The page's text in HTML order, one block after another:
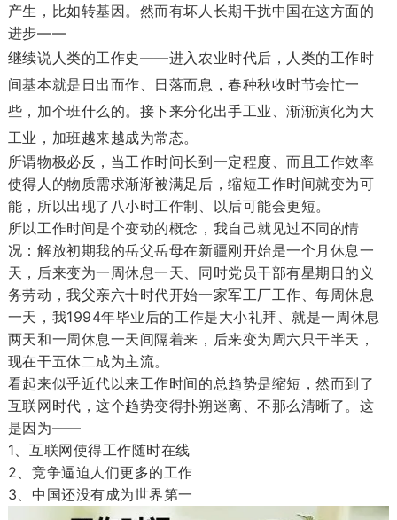
产生，比如转基因。然而有坏人长期干扰中国在这方面的
进步——
继续说人类的工作史——进入农业时代后，人类的工作时
间基本就是日出而作、日落而息，春种秋收时节会忙一
些，加个班什么的。接下来分化出手工业、渐渐演化为大
工业，加班越来越成为常态。
所谓物极必反，当工作时间长到一定程度、而且工作效率
使得人的物质需求渐渐被满足后，缩短工作时间就变为可
能，所以出现了八小时工作制、以后可能会更短。
所以工作时间是个变动的概念，我自己就见过不同的情
况：解放初期我的岳父岳母在新疆刚开始是一个月休息一
天，后来变为一周休息一天、同时党员干部有星期日的义
务劳动，我父亲六十时代开始一家军工厂工作、每周休息
一天，我1994年毕业后的工作是大小礼拜、就是一周休息
两天和一周休息一天间隔着来，后来变为周六只干半天，
现在干五休二成为主流。
看起来似乎近代以来工作时间的总趋势是缩短，然而到了
互联网时代，这个趋势变得扑朔迷离、不那么清晰了。这
是因为——
1、互联网使得工作随时在线
2、竞争逼迫人们更多的工作
3、中国还没有成为世界第一